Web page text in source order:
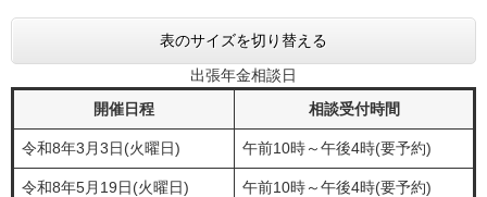
表のサイズを切り替える
出張年金相談日
開催日程
相談受付時間
令和8年3月3日(火曜日) 午前10時～午後4時(要予約)
令和8年5月19日(火曜日) 午前10時～午後4時(要予約)